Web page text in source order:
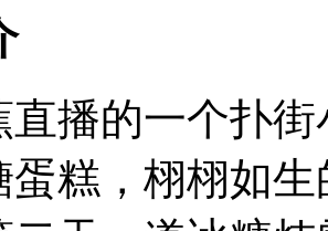
的一个扑街
蛋糕，栩栩如